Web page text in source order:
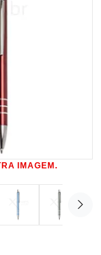
IMAGEM.